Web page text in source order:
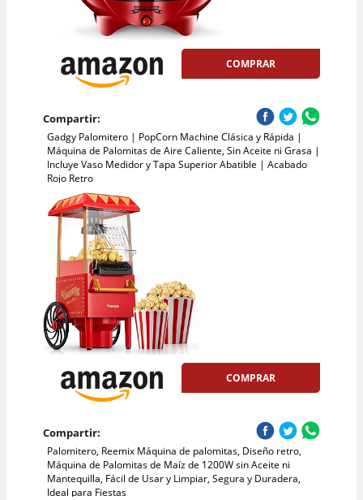
COMPRAR
Compartir:
Gadgy Palomitero | PopCorn Machine Clásica y Rápida |
Máquina de Palomitas de Aire Caliente, Sin Aceite ni Grasa |
Incluye Vaso Medidor y Tapa Superior Abatible | Acabado
Rojo Retro
COMPRAR
Compartir:
Palomitero, Reemix Máquina de palomitas, Diseño retro,
Máquina de Palomitas de Maíz de 1200W sin Aceite ni
Mantequilla, Fácil de Usar y Limpiar, Segura y Duradera,
Ideal para Fiestas